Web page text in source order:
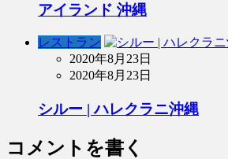
アイランド 沖縄
レストラン
2020年8月23日
2020年8月23日
シルー | ハレクラニ沖縄
コメントを書く